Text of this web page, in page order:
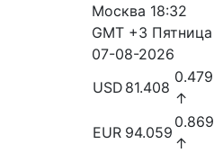
Москва 18:32
GMT +3 Пятница
07-08-2026
USD 81.408
0.479
↑
EUR 94.059
0.869
↑